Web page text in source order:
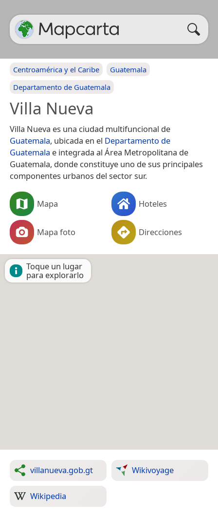
Centroamérica y el Caribe
Guatemala
Departamento de Guatemala
Villa Nueva
Villa Nueva es una ciudad multifuncional de
Guatemala, ubicada en el Departamento de
Guatemala e integrada al Área Metropolitana de
Guatemala, donde constituye uno de sus principales
componentes urbanos del sector sur.
Mapa Hoteles
Mapa foto Direcciones
Toque un lugar
para explorarlo
villanueva.gob.gt Wikivoyage
Wikipedia